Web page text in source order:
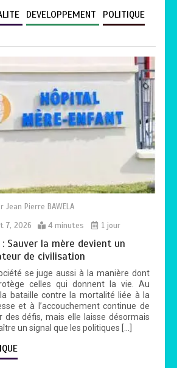
DEVELOPPEMENT POLITIQUE
Jean Pierre BAWELA
7, 2026
4 minutes 1 jour
: Sauver la mère devient un
de civilisation
se juge aussi à la manière dont
celles qui donnent la vie. Au
bataille contre la mortalité liée à la
et à l’accouchement continue de
des défis, mais elle laisse désormais
un signal que les politiques […]